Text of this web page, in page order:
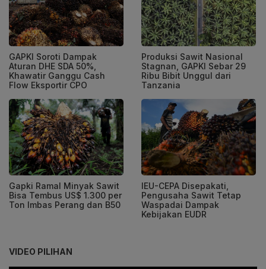
GAPKI Soroti Dampak
Aturan DHE SDA 50%,
Khawatir Ganggu Cash
Flow Eksportir CPO
Produksi Sawit Nasional
Stagnan, GAPKI Sebar 29
Ribu Bibit Unggul dari
Tanzania
Gapki Ramal Minyak Sawit
Bisa Tembus US$ 1.300 per
Ton Imbas Perang dan B50
IEU-CEPA Disepakati,
Pengusaha Sawit Tetap
Waspadai Dampak
Kebijakan EUDR
VIDEO PILIHAN